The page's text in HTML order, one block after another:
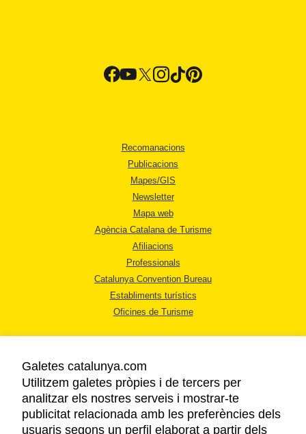
Recomanacions
Publicacions
Mapes/GIS
Newsletter
Mapa web
Agència Catalana de Turisme
Afiliacions
Professionals
Catalunya Convention Bureau
Establiments turístics
Oficines de Turisme
AVÍS LEGAL
POLÍTICA DE PRIVACITAT
Galetes catalunya.com
Utilitzem galetes pròpies i de tercers per
analitzar els nostres serveis i mostrar-te
publicitat relacionada amb les preferències dels
usuaris segons un perfil elaborat a partir dels